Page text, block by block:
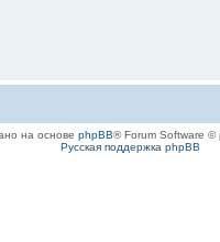
на основе phpBB® Forum Software ©
Русская поддержка phpBB